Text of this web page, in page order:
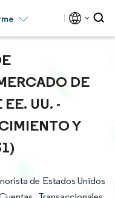
DE
UU. -
Y
de Estados Unidos